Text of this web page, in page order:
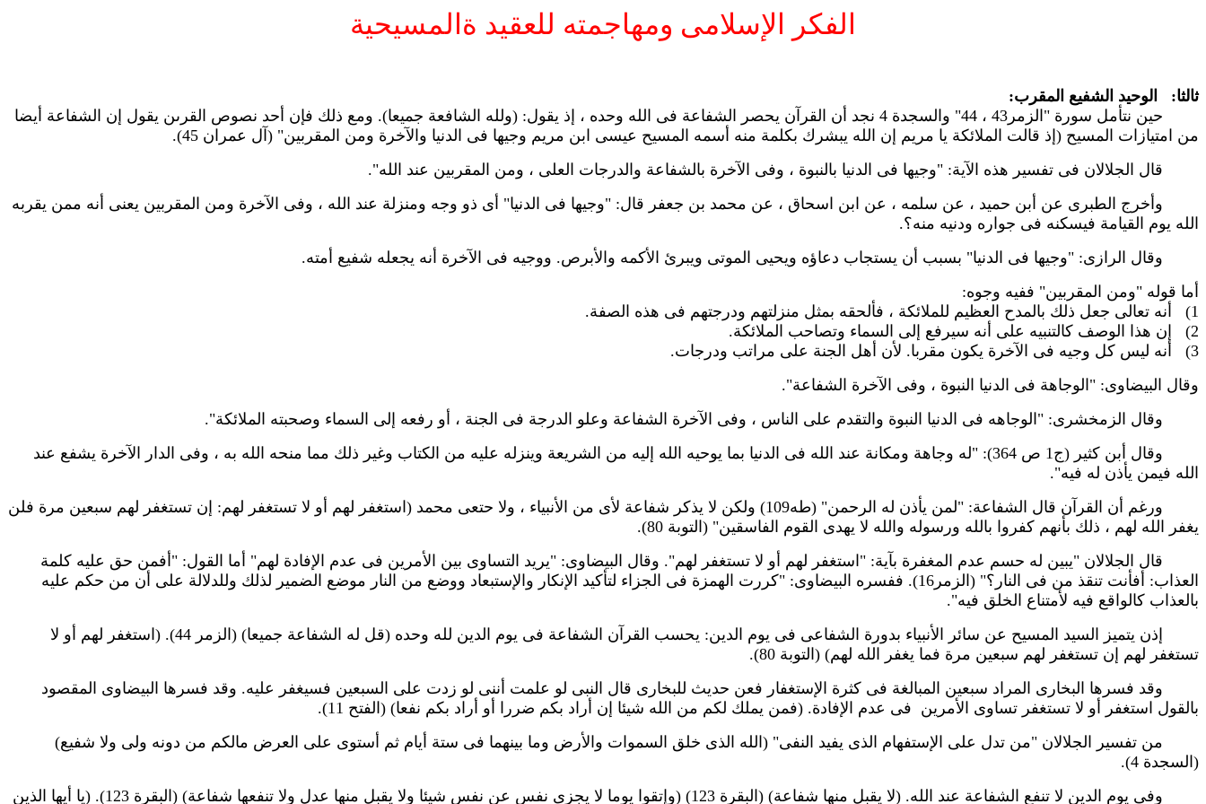
الفكر الإسلامى ومهاجمته للعقيد ةالمسيحية
ثالثا: الوحيد الشفيع المقرب:
حين نتأمل سورة "الزمر43 ، 44" والسجدة 4 نجد أن القرآن يحصر الشفاعة فى الله وحده ، إذ يقول: (ولله الشافعة جميعا). ومع ذلك فإن أحد نصوص القرىن يقول إن الشفاعة أيضا
من امتيازات المسيح (إذ قالت الملائكة يا مريم إن الله يبشرك بكلمة منه أسمه المسيح عيسى ابن مريم وجيها فى الدنيا والآخرة ومن المقربين" (آل عمران 45).
قال الجلالان فى تفسير هذه الآية: "وجيها فى الدنيا بالنبوة ، وفى الآخرة بالشفاعة والدرجات العلى ، ومن المقربين عند الله".
وأخرج الطبرى عن أبن حميد ، عن سلمه ، عن ابن اسحاق ، عن محمد بن جعفر قال: "وجيها فى الدنيا" أى ذو وجه ومنزلة عند الله ، وفى الآخرة ومن المقربين يعنى أنه ممن يقربه
الله يوم القيامة فيسكنه فى جواره ودنيه منه؟.
وقال الرازى: "وجيها فى الدنيا" بسبب أن يستجاب دعاؤه ويحيى الموتى ويبرئ الأكمه والأبرص. ووجيه فى الآخرة أنه يجعله شفيع أمته.
أما قوله "ومن المقربين" ففيه وجوه:
1) أنه تعالى جعل ذلك بالمدح العظيم للملائكة ، فألحقه بمثل منزلتهم ودرجتهم فى هذه الصفة.
2) إن هذا الوصف كالتنبيه على أنه سيرفع إلى السماء وتصاحب الملائكة.
3) أنه ليس كل وجيه فى الآخرة يكون مقربا. لأن أهل الجنة على مراتب ودرجات.
وقال البيضاوى: "الوجاهة فى الدنيا النبوة ، وفى الآخرة الشفاعة".
وقال الزمخشرى: "الوجاهه فى الدنيا النبوة والتقدم على الناس ، وفى الآخرة الشفاعة وعلو الدرجة فى الجنة ، أو رفعه إلى السماء وصحبته الملائكة".
وقال أبن كثير (ج1 ص 364): "له وجاهة ومكانة عند الله فى الدنيا بما يوحيه الله إليه من الشريعة وينزله عليه من الكتاب وغير ذلك مما منحه الله به ، وفى الدار الآخرة يشفع عند
الله فيمن يأذن له فيه".
ورغم أن القرآن قال الشفاعة: "لمن يأذن له الرحمن" (طه109) ولكن لا يذكر شفاعة لأى من الأنبياء ، ولا حتعى محمد (استغفر لهم أو لا تستغفر لهم: إن تستغفر لهم سبعين مرة فلن
يغفر الله لهم ، ذلك بأنهم كفروا بالله ورسوله والله لا يهدى القوم الفاسقين" (التوبة 80).
قال الجلالان "يبين له حسم عدم المغفرة بآية: "استغفر لهم أو لا تستغفر لهم". وقال البيضاوى: "يريد التساوى بين الأمرين فى عدم الإفادة لهم" أما القول: "أفمن حق عليه كلمة
العذاب: أفأنت تنقذ من فى النار؟" (الزمر16). ففسره البيضاوى: "كررت الهمزة فى الجزاء لتأكيد الإنكار والإستبعاد ووضع من النار موضع الضمير لذلك وللدلالة على أن من حكم عليه
بالعذاب كالواقع فيه لأمتناع الخلق فيه".
إذن يتميز السيد المسيح عن سائر الأنبياء بدورة الشفاعى فى يوم الدين: يحسب القرآن الشفاعة فى يوم الدين لله وحده (قل له الشفاعة جميعا) (الزمر 44). (استغفر لهم أو لا
تستغفر لهم إن تستغفر لهم سبعين مرة فما يغفر الله لهم) (التوبة 80).
وقد فسرها البخارى المراد سبعين المبالغة فى كثرة الإستغفار فعن حديث للبخارى قال النبى لو علمت أننى لو زدت على السبعين فسيغفر عليه. وقد فسرها البيضاوى المقصود
بالقول استغفر أو لا تستغفر تساوى الأمرين فى عدم الإفادة. (فمن يملك لكم من الله شيئا إن أراد بكم ضررا أو أراد بكم نفعا) (الفتح 11).
من تفسير الجلالان "من تدل على الإستفهام الذى يفيد النفى" (الله الذى خلق السموات والأرض وما بينهما فى ستة أيام ثم أستوى على العرض مالكم من دونه ولى ولا شفيع)
(السجدة 4).
وفى يوم الدين لا تنفع الشفاعة عند الله. (لا يقبل منها شفاعة) (البقرة 123) (وإتقوا يوما لا يجزى نفس عن نفس شيئا ولا يقبل منها عدل ولا تنفعها شفاعة) (البقرة 123). (يا أيها الذين